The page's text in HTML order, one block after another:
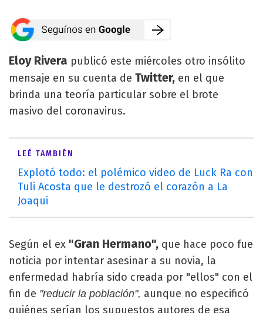
Eloy Rivera publicó este miércoles otro insólito
mensaje en su cuenta de Twitter, en el que
brinda una teoría particular sobre el brote
masivo del coronavirus.
LEÉ TAMBIÉN
Explotó todo: el polémico video de Luck Ra con
Tuli Acosta que le destrozó el corazón a La
Joaqui
Según el ex "Gran Hermano", que hace poco fue
noticia por intentar asesinar a su novia, la
enfermedad habría sido creada por "ellos" con el
fin de "reducir la población", aunque no especificó
quiénes serían los supuestos autores de esa